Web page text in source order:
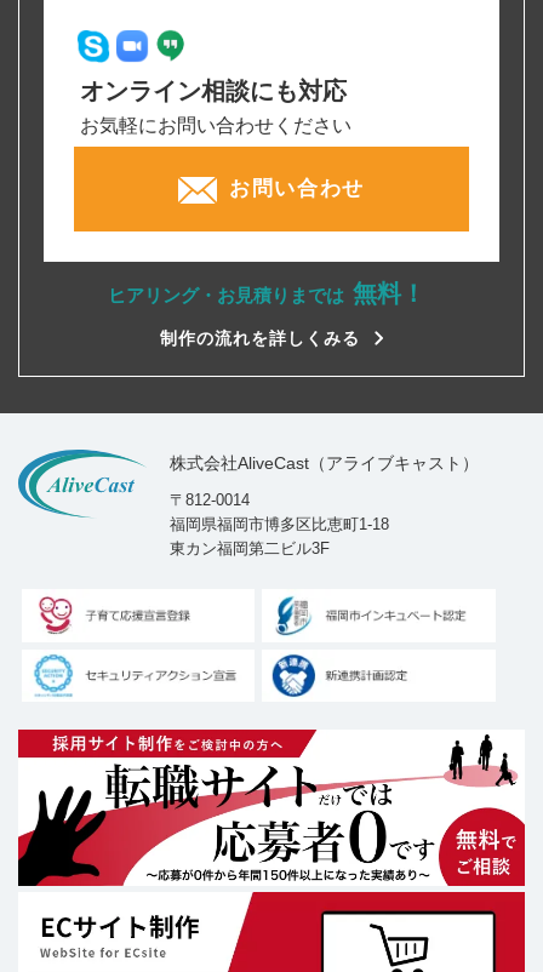
オンライン相談にも対応
お気軽にお問い合わせください
お問い合わせ
ヒアリング・お見積りまでは 無料！
制作の流れを詳しくみる
株式会社AliveCast（アライブキャスト）
〒812-0014
福岡県福岡市博多区比恵町1-18
東カン福岡第二ビル3F